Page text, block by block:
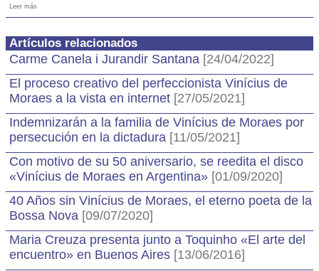
Leer más
Artículos relacionados
Carme Canela i Jurandir Santana [24/04/2022]
El proceso creativo del perfeccionista Vinícius de
Moraes a la vista en internet [27/05/2021]
Indemnizarán a la familia de Vinícius de Moraes por
persecución en la dictadura [11/05/2021]
Con motivo de su 50 aniversario, se reedita el disco
«Vinícius de Moraes en Argentina» [01/09/2020]
40 Años sin Vinícius de Moraes, el eterno poeta de la
Bossa Nova [09/07/2020]
Maria Creuza presenta junto a Toquinho «El arte del
encuentro» en Buenos Aires [13/06/2016]